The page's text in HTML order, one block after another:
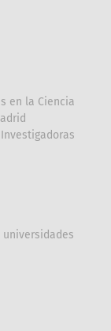
en la Ciencia